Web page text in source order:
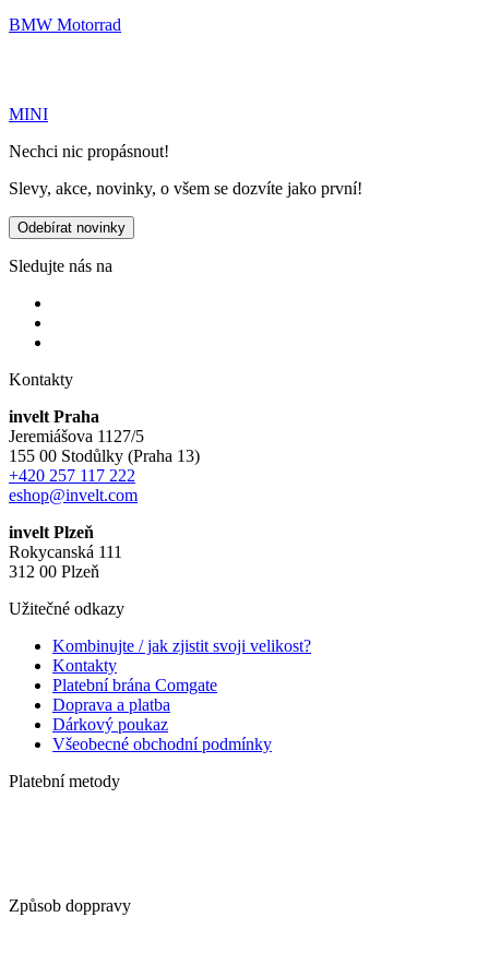
BMW Motorrad
MINI
Nechci nic propásnout!
Slevy, akce, novinky, o všem se dozvíte jako první!
Odebírat novinky
Sledujte nás na
Kontakty
invelt Praha
Jeremiášova 1127/5
155 00 Stodůlky (Praha 13)
+420 257 117 222
eshop@invelt.com
invelt Plzeň
Rokycanská 111
312 00 Plzeň
Užitečné odkazy
Kombinujte / jak zjistit svoji velikost?
Kontakty
Platební brána Comgate
Doprava a platba
Dárkový poukaz
Všeobecné obchodní podmínky
Platební metody
Způsob doppravy